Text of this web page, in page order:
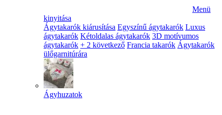
Menü
kinyitása
Ágytakarók kiárusítása Egyszínű ágytakarók Luxus
ágytakarók Kétoldalas ágytakarók 3D motívumos
ágytakarók + 2 következő Francia takarók Ágytakarók
ülőgarnitúrára
Ágyhuzatok